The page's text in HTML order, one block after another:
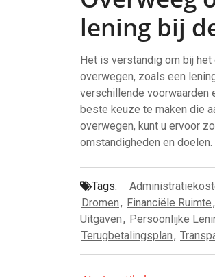
lening bij
Het is verstandig om bij
overwegen, zoals een
verschillende voorwaarden
beste keuze te maken die
overwegen, kunt u ervoor
omstandigheden en doelen.
Tags:
Dromen, Financiële Ruimte,
Uitgaven, Persoonlijke
Terugbetalingsplan,